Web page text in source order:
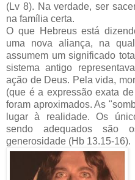
(Lv 8). Na verdade, ser
na família certa.
O que Hebreus está
uma nova aliança, na
assumem um significado
sistema antigo
ação de Deus. Pela vida,
(que é a expressão exata
foram aproximados. As
lugar à realidade. Os
sendo adequados são
generosidade (Hb 13.15-16).